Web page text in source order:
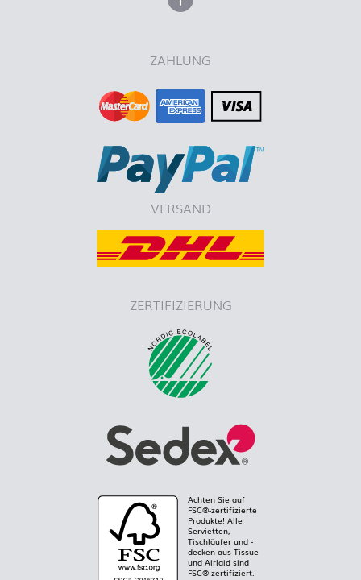
ZAHLUNG
VERSAND
ZERTIFIZIERUNG
Achten Sie auf
FSC®-zertifizierte
Produkte! Alle
Servietten,
Tischläufer und -
decken aus Tissue
und Airlaid sind
FSC®-zertifiziert.